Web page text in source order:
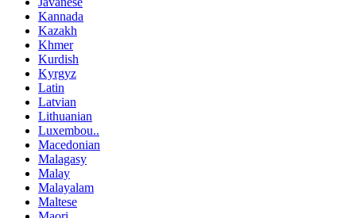
Kannada
Kazakh
Khmer
Kurdish
Kyrgyz
Latin
Latvian
Lithuanian
Luxembou..
Macedonian
Malagasy
Malay
Malayalam
Maltese